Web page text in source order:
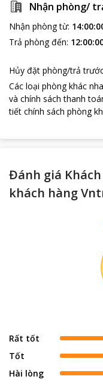
Nhận phòng/
Nhận phòng từ:
Trả phòng đến:
Hủy đặt phòng/trả
Các loại phòng khác
và chính sách thanh
tiết chính sách phòng
Đánh giá
khách hàng
Rất tốt
Tốt
Hài lòng